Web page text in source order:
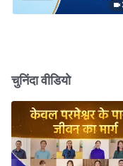
चुनिंदा वीडियो